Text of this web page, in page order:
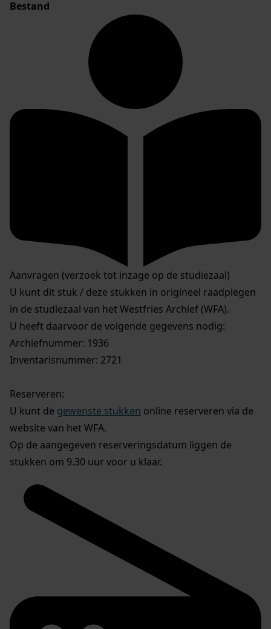
Bestand
Aanvragen (verzoek tot inzage op de studiezaal)
U kunt dit stuk / deze stukken in origineel raadplegen
in de studiezaal van het Westfries Archief (WFA).
U heeft daarvoor de volgende gegevens nodig:
Archiefnummer: 1936
Inventarisnummer: 2721
Reserveren:
U kunt de gewenste stukken online reserveren via de
website van het WFA.
Op de aangegeven reserveringsdatum liggen de
stukken om 9.30 uur voor u klaar.